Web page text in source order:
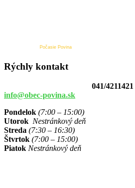
Počasie Povina
Rýchly kontakt
041/4211421
info@obec-povina.sk
Pondelok (7:00 – 15:00)
Utorok Nestránkový deň
Streda (7:30 – 16:30)
Štvrtok (7:00 – 15:00)
Piatok Nestránkový deň